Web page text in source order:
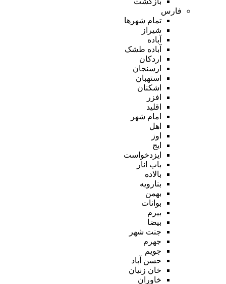
فارس
تمام شهر‌ها
شیراز
آباده
آباده طشک
اردکان
ارسنجان
استهبان
اشکنان
افزر
اقلید
امام شهر
اهل
اوز
ایج
ایزدخواست
باب انار
بالاده
بنارویه
بهمن
بوانات
بیرم
بیضا
جنت شهر
جهرم
جویم
حسن آباد
خان زنیان
خاوران